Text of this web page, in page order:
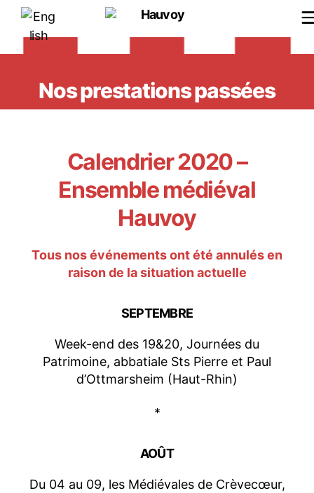
Nos prestations passées
Calendrier 2020 –
Ensemble médiéval
Hauvoy
Tous nos événements ont été annulés en
raison de la situation actuelle
SEPTEMBRE
Week-end des 19&20, Journées du
Patrimoine, abbatiale Sts Pierre et Paul
d’Ottmarsheim (Haut-Rhin)
*
AOÛT
Du 04 au 09, les Médiévales de Crèvecœur,